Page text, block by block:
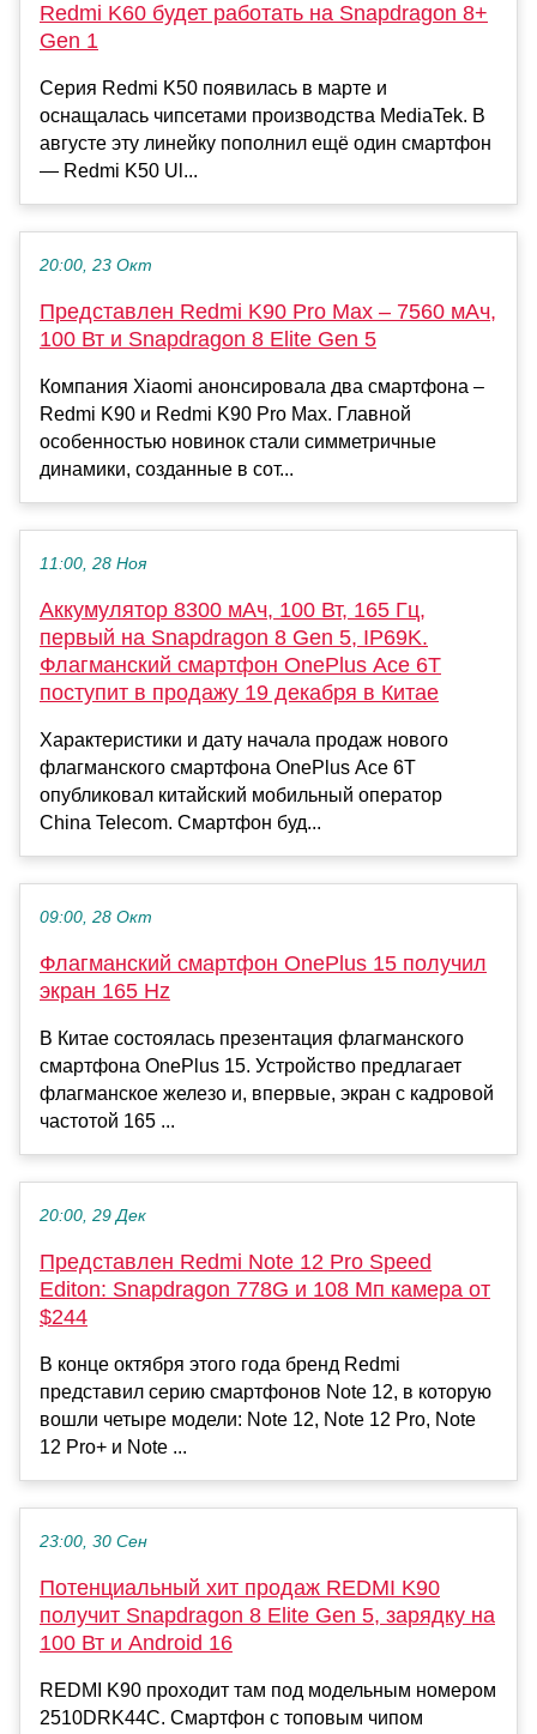
Redmi K60 будет работать на Snapdragon 8+
Gen 1
Серия Redmi K50 появилась в марте и
оснащалась чипсетами производства MediaTek. В
августе эту линейку пополнил ещё один смартфон
— Redmi K50 Ul...
20:00, 23 Окт
Представлен Redmi K90 Pro Max – 7560 мАч,
100 Вт и Snapdragon 8 Elite Gen 5
Компания Xiaomi анонсировала два смартфона –
Redmi K90 и Redmi K90 Pro Max. Главной
особенностью новинок стали симметричные
динамики, созданные в сот...
11:00, 28 Ноя
Аккумулятор 8300 мАч, 100 Вт, 165 Гц,
первый на Snapdragon 8 Gen 5, IP69K.
Флагманский смартфон OnePlus Ace 6T
поступит в продажу 19 декабря в Китае
Характеристики и дату начала продаж нового
флагманского смартфона OnePlus Ace 6T
опубликовал китайский мобильный оператор
China Telecom. Смартфон буд...
09:00, 28 Окт
Флагманский смартфон OnePlus 15 получил
экран 165 Hz
В Китае состоялась презентация флагманского
смартфона OnePlus 15. Устройство предлагает
флагманское железо и, впервые, экран с кадровой
частотой 165 ...
20:00, 29 Дек
Представлен Redmi Note 12 Pro Speed
Editon: Snapdragon 778G и 108 Мп камера от
$244
В конце октября этого года бренд Redmi
представил серию смартфонов Note 12, в которую
вошли четыре модели: Note 12, Note 12 Pro, Note
12 Pro+ и Note ...
23:00, 30 Сен
Потенциальный хит продаж REDMI K90
получит Snapdragon 8 Elite Gen 5, зарядку на
100 Вт и Android 16
REDMI K90 проходит там под модельным номером
2510DRK44C. Смартфон с топовым чипом